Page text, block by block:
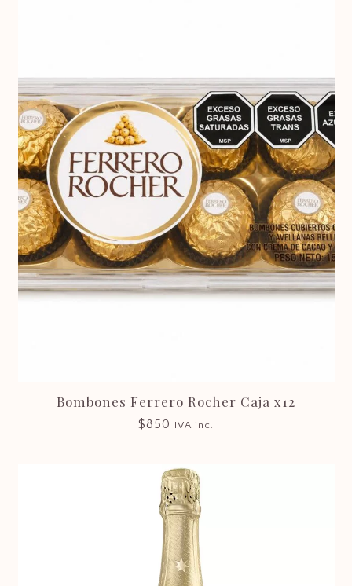
Bombones Ferrero Rocher Caja x12
$850 IVA inc.